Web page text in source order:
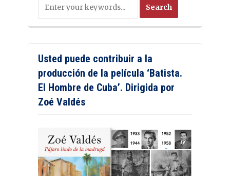
Usted puede contribuir a la
producción de la película ‘Batista.
El Hombre de Cuba’. Dirigida por
Zoé Valdés